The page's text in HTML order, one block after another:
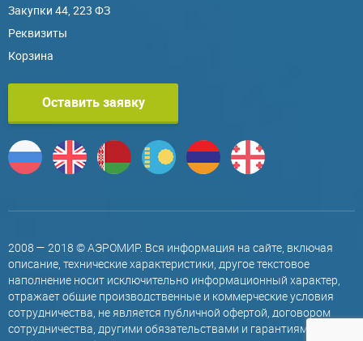
Закупки 44, 223 ФЗ
Реквизиты
Корзина
Оставить заявку
2008 — 2018 © АЭРОМИР. Вся информация на сайте, включая
описание, технические характеристики, другое текстовое
наполнение носит исключительно информационный характер,
отражает общие производственные и коммерческие условия
сотрудничества, не является публичной офертой, договором
сотрудничества, другими обязательствами и гарантиями,